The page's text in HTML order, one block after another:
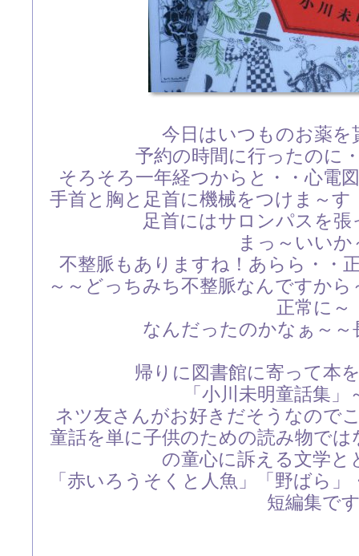
今日はいつものお薬を
予約の時間に行ったのに
そろそろ一年経つからと・・心電
手首と胸と足首に機械をつけま～
足首にはサロンパスを
まっ～いいか
不整脈もありますね！あらら・・
～～どっちみち不整脈なんですか
正常に～
なんだったのかなぁ～～
帰りに図書館に寄って本
「小川未明童話集
ネツ友さんがお好きだそうなので
童話を単に子供のための読み物で
の童心に訴える文学と
「赤いろうそくと人魚」「野ばら
短編集で